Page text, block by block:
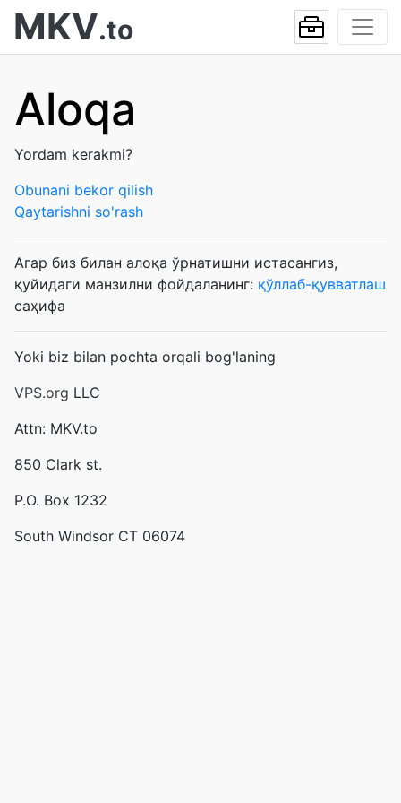
MKV.to
Aloqa
Yordam kerakmi?
Obunani bekor qilish
Qaytarishni so'rash
Агар биз билан алоқа ўрнатишни истасангиз,
қуйидаги манзилни фойдаланинг: қўллаб-қувватлаш
саҳифа
Yoki biz bilan pochta orqali bog'laning
VPS.org LLC
Attn: MKV.to
850 Clark st.
P.O. Box 1232
South Windsor CT 06074